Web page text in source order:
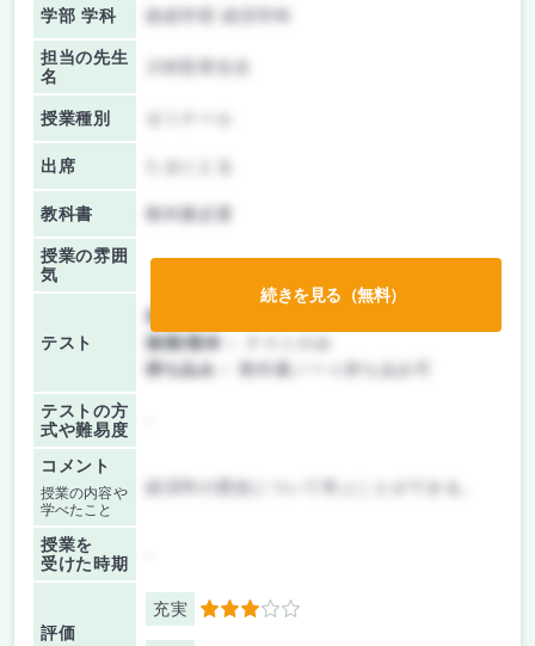
学部 学科 政経学部 経済学科
担当の先生
名
授業種別
出席
教科書 教科書必要
授業の雰囲
気
テスト
前期/中間：
後期/期末：
持ち込み：
教科書ノート持ち込み可
テストの方
式や難易度
コメント
授業の内容や
学べたこと
授業を
受けた時期
評価
充実 3
続きを見る（無料）